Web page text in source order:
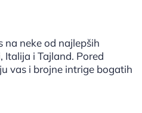
na neke od najlepših
Italija i Tajland. Pored
vas i brojne intrige bogatih